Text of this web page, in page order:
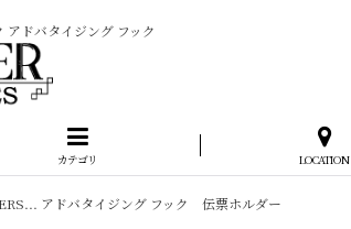
アドバタイジング フック
カテゴリ LOCATION
アドバタイジング フック 伝票ホルダー